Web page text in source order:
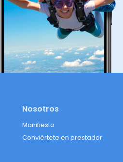
Nosotros
Manifiesto
Conviértete en prestador